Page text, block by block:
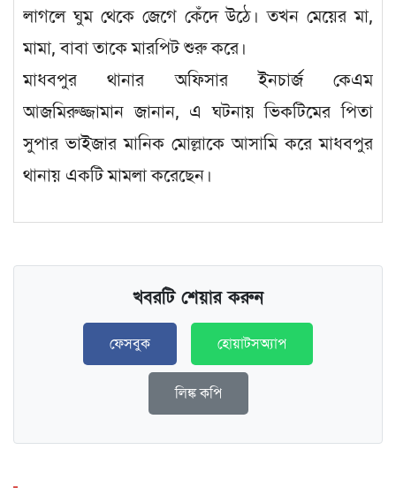
লাগলে ঘুম থেকে জেগে কেঁদে উঠে। তখন মেয়ের মা,
মামা, বাবা তাকে মারপিট শুরু করে।
মাধবপুর থানার অফিসার ইনচার্জ কেএম
আজমিরুজ্জামান জানান, এ ঘটনায় ভিকটিমের পিতা
সুপার ভাইজার মানিক মোল্লাকে আসামি করে মাধবপুর
থানায় একটি মামলা করেছেন।
খবরটি শেয়ার করুন
ফেসবুক হোয়াটসঅ্যাপ
লিঙ্ক কপি